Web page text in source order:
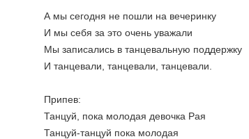
А мы сегодня не пошли на вечеринку
И мы себя за это очень уважали
Мы записались в танцевальную поддержку
И танцевали, танцевали, танцевали.
Припев:
Танцуй, пока молодая девочка Рая
Танцуй-танцуй пока молодая